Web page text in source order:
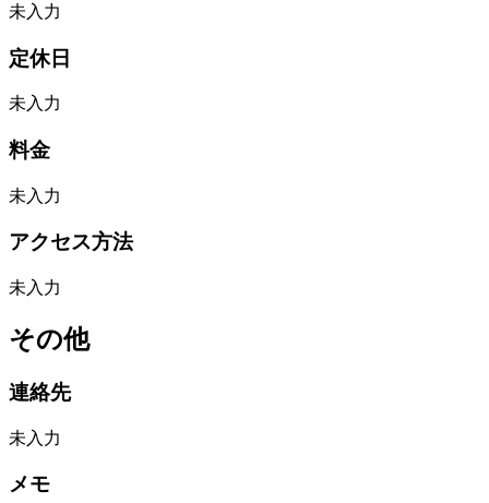
未入力
定休日
未入力
料金
未入力
アクセス方法
未入力
その他
連絡先
未入力
メモ